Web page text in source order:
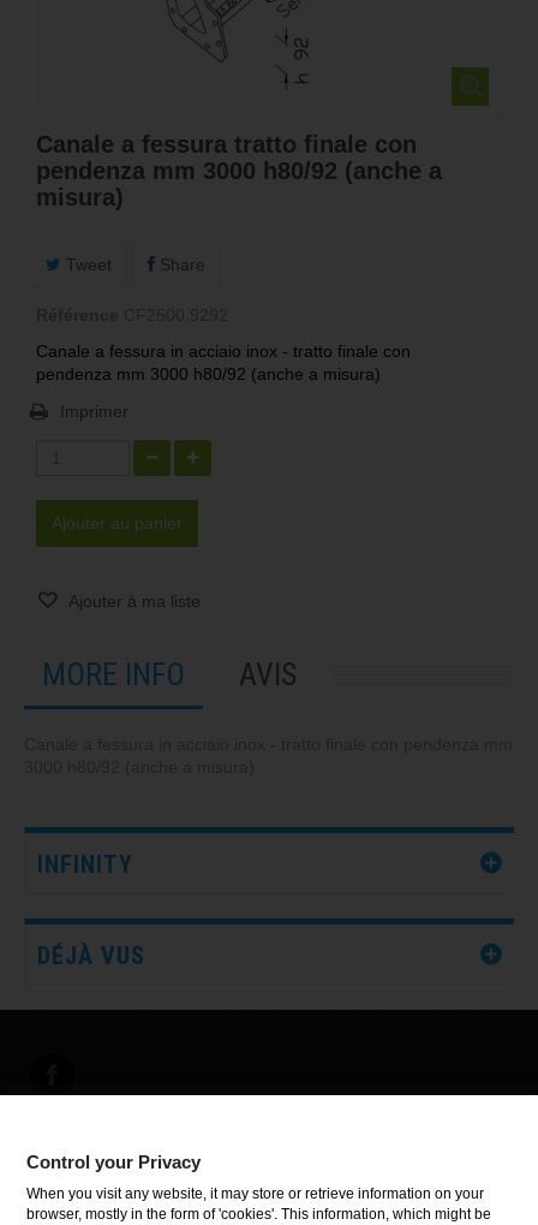
Canale a fessura tratto finale con
pendenza mm 3000 h80/92 (anche a
misura)
Tweet Share
Canale a fessura in acciaio inox - tratto finale con
pendenza mm 3000 h80/92 (anche a misura)
Imprimer
Ajouter au panier
Ajouter à ma liste
MORE INFO AVIS
INFINITY
DÉJÀ VUS
INFORMATIONS
Control your Privacy
When you visit any website, it may store or retrieve information on your
browser, mostly in the form of 'cookies'. This information, which might be